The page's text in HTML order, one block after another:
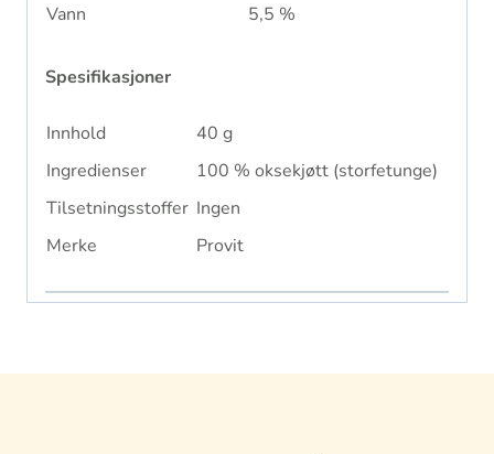
Vann
5,5 %
Spesifikasjoner
Innhold
40 g
Ingredienser
100 % oksekjøtt (storfetunge)
Tilsetningsstoffer Ingen
Merke
Provit